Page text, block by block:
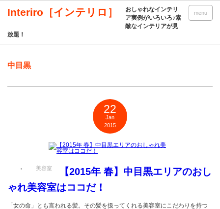
Interiro［インテリロ］ menu
おしゃれなインテリ
ア実例がいろいろ♪素
敵なインテリアが見
放題！
中目黒
22
Jan
2015
美容室
【2015年 春】中目黒エリアのおし
ゃれ美容室はココだ！
「女の命」とも言われる髪。その髪を扱ってくれる美容室にこだわりを持つ